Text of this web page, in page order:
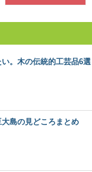
奥入瀬渓流」の楽し
景で知られる森旅スポッ
は、なんと日本...
。木の伝統的工芸品6選
島の見どころまとめ